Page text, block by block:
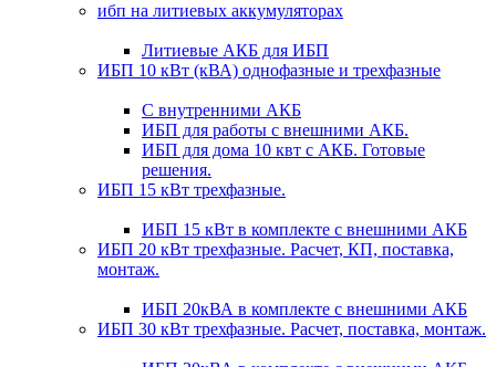
ибп на литиевых аккумуляторах
Литиевые АКБ для ИБП
ИБП 10 кВт (кВА) однофазные и трехфазные
С внутренними АКБ
ИБП для работы с внешними АКБ.
ИБП для дома 10 квт с АКБ. Готовые
решения.
ИБП 15 кВт трехфазные.
ИБП 15 кВт в комплекте с внешними АКБ
ИБП 20 кВт трехфазные. Расчет, КП, поставка,
монтаж.
ИБП 20кВА в комплекте с внешними АКБ
ИБП 30 кВт трехфазные. Расчет, поставка, монтаж.